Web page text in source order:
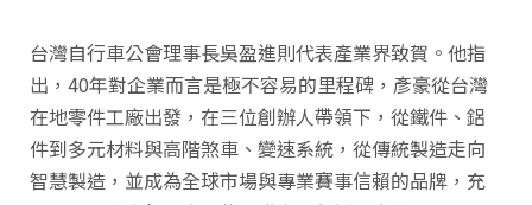
台灣自行車公會理事長吳盈進則代表產業界致賀。他指
出，40年對企業而言是極不容易的里程碑，彥豪從台灣
在地零件工廠出發，在三位創辦人帶領下，從鐵件、鋁
件到多元材料與高階煞車、變速系統，從傳統製造走向
智慧製造，並成為全球市場與專業賽事信賴的品牌，充